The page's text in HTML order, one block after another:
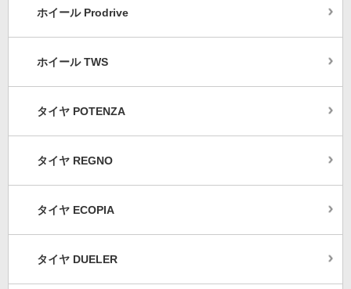
ホイール Prodrive
ホイール TWS
タイヤ POTENZA
タイヤ REGNO
タイヤ ECOPIA
タイヤ DUELER